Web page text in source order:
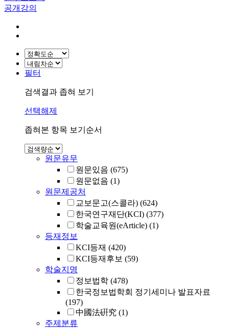
공개강의
필터
검색결과 좁혀 보기
선택해제
좁혀본 항목 보기순서
원문유무
원문있음 (675)
원문없음 (1)
원문제공처
교보문고(스콜라) (624)
한국연구재단(KCI) (377)
학술교육원(eArticle) (1)
등재정보
KCI등재 (420)
KCI등재후보 (59)
학술지명
정보법학 (478)
한국정보법학회 정기세미나 발표자료
(197)
中國法硏究 (1)
주제분류